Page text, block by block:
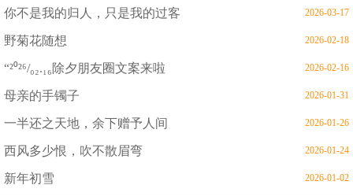
你不是我的归人，只是我的过客 2026-03-17
野菊花随想 2026-02-18
“²⁰²⁶/₀₂.₁₆除夕朋友圈文案来啦 2026-02-16
母亲的手镯子 2026-01-31
一半还之天地，余下赠予人间 2026-01-26
西风多少恨，吹不散眉弯 2026-01-24
新年初雪 2026-01-02